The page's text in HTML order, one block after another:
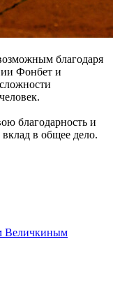
благодаря
Фонбет и
благодарность и
вклад в общее дело.
Величкиным